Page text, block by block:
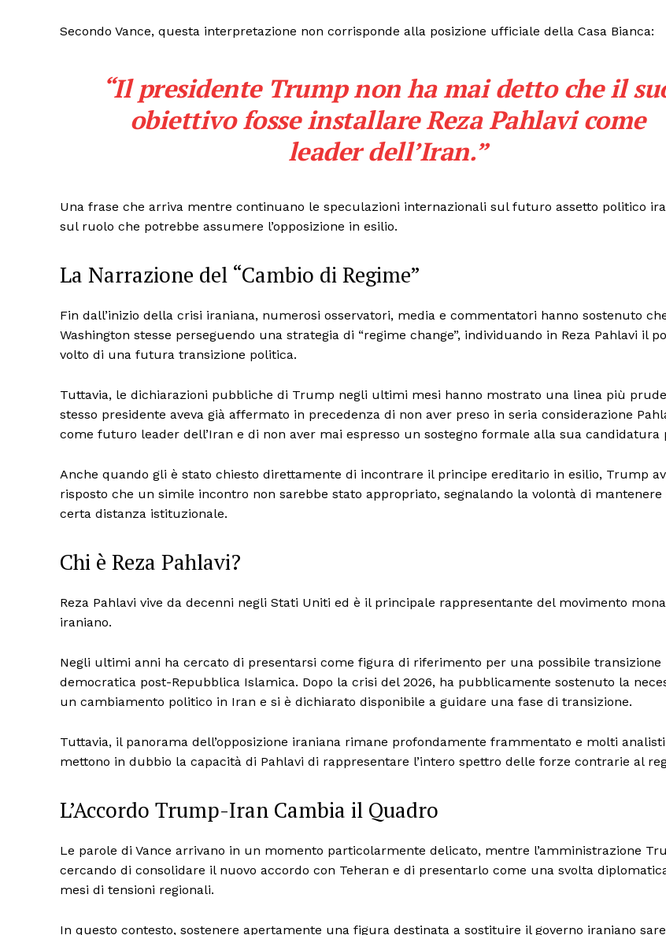
TrueReport
I cittadini sono le
notizie TrueReport
CildresQue
Vero Green
Donazione
Secondo Vance, questa interpretazione non corrisponde alla posizione ufficiale della Casa Bianca:
“Il presidente Trump non ha mai detto che il
obiettivo fosse installare Reza Pahlavi come
leader dell’Iran.”
Una frase che arriva mentre continuano le speculazioni internazionali sul futuro assetto politico
sul ruolo che potrebbe assumere l’opposizione in esilio.
La Narrazione del “Cambio di Regime”
Fin dall’inizio della crisi iraniana, numerosi osservatori, media e commentatori hanno sostenuto
Washington stesse perseguendo una strategia di “regime change”, individuando in Reza Pahlavi il
volto di una futura transizione politica.
Tuttavia, le dichiarazioni pubbliche di Trump negli ultimi mesi hanno mostrato una linea più
stesso presidente aveva già affermato in precedenza di non aver preso in seria considerazione
come futuro leader dell’Iran e di non aver mai espresso un sostegno formale alla sua candidatura
Anche quando gli è stato chiesto direttamente di incontrare il principe ereditario in esilio, Trump
risposto che un simile incontro non sarebbe stato appropriato, segnalando la volontà di mantenere
certa distanza istituzionale.
Chi è Reza Pahlavi?
Reza Pahlavi vive da decenni negli Stati Uniti ed è il principale rappresentante del movimento
iraniano.
Negli ultimi anni ha cercato di presentarsi come figura di riferimento per una possibile transizione
democratica post-Repubblica Islamica. Dopo la crisi del 2026, ha pubblicamente sostenuto la
un cambiamento politico in Iran e si è dichiarato disponibile a guidare una fase di transizione.
Tuttavia, il panorama dell’opposizione iraniana rimane profondamente frammentato e molti analisti
mettono in dubbio la capacità di Pahlavi di rappresentare l’intero spettro delle forze contrarie al
L’Accordo Trump-Iran Cambia il Quadro
Le parole di Vance arrivano in un momento particolarmente delicato, mentre l’amministrazione
cercando di consolidare il nuovo accordo con Teheran e di presentarlo come una svolta
mesi di tensioni regionali.
In questo contesto, sostenere apertamente una figura destinata a sostituire il governo iraniano